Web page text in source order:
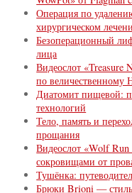
Операция по
хирургическом
Безоперационный
лица
Видеослот «Treasure
по величественному
Диатомит пищевой:
технологий
Тело, память и
прощания
Видеослот «Wolf
сокровищами от
Тушёнка:
Брюки Brioni —